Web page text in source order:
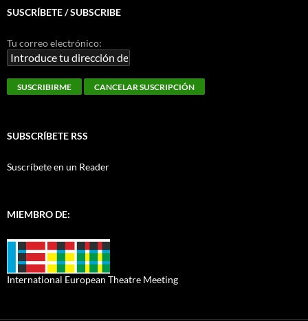
SUSCRÍBETE / SUBSCRIBE
Tu correo electrónico:
SUBSCRÍBETE RSS
Suscríbete en un Reader
MIEMBRO DE:
International European Theatre Meeting